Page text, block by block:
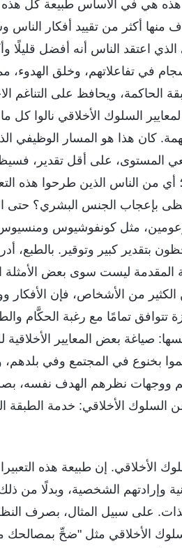
هي في الأساس طبيعة كل هذه
منها أكثر من تقييد أفكار الناس
اعتقد الناس أنه أفضل قليلًا
في تفاعلاتهم، وخلق الهدوء،
ويحافظ على التناغم
السلوك الأخلاقي نالوا كل ما
كان هذا هو المسار الوظيفي
المستوى، على أقل تقدير،
أي من الناس الذين طرحوا هذه
بإعجاب الجنس البشري؟ حتى
مثل كونفوشيوس
بتقدير كبير وتوقير. بالطبع،
المقدمة ليست سوى بعض الأمثلة
من الأشخاص، فإن الأفكار
تتوافق تمامًا مع رغبة الحكَّام
صياغة بعض المعايير
بخنوع في المجتمع وفي بلدهم،
ووجهات نظرهم الهدف نفسه،
الأخلاقي: خدمة الطبقة
الأخلاقي. إن طبيعة هذه
وإرادتهم الشخصية، وبدلًا من
على سبيل المثال، بصرف
الأخلاقي مثل "ضحِّ